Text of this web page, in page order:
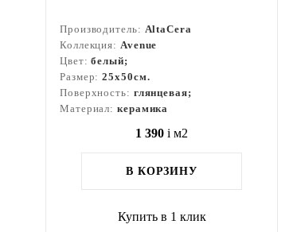
Производитель: AltaCera
Коллекция: Avenue
Цвет:белый;
Размер:25x50см.
Поверхность: глянцевая;
Материал: керамика
1 390 i м2
В КОРЗИНУ
Купить в 1 клик